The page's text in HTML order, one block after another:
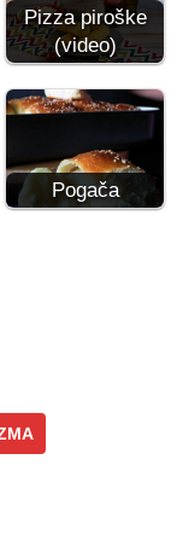
Pizza piroške
(video)
Pogača